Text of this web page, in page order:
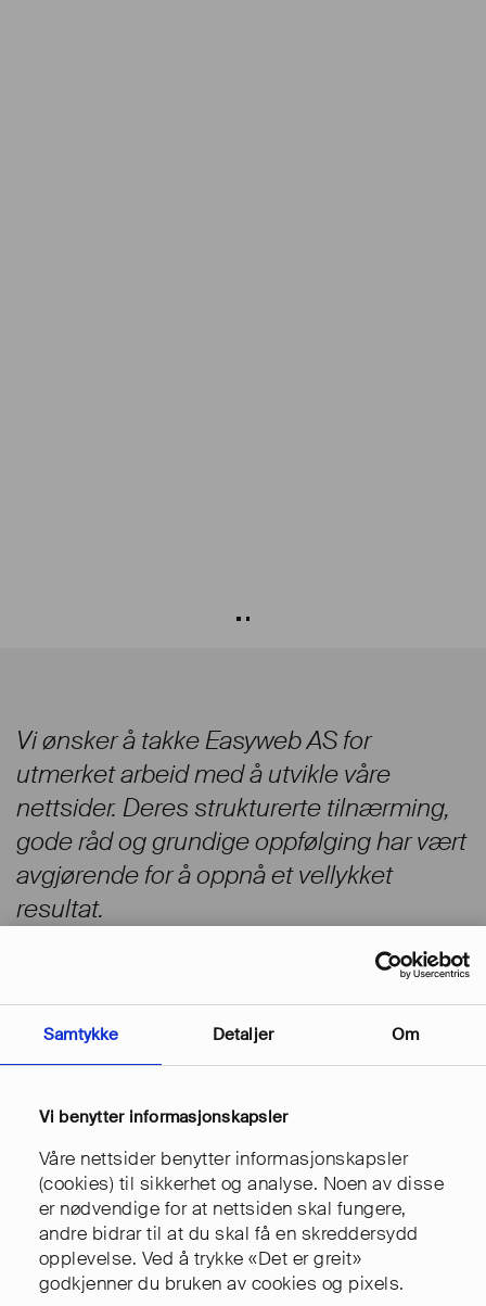
Samtykke Detaljer Om
Vi benytter informasjonskapsler
Våre nettsider benytter informasjonskapsler
(cookies) til sikkerhet og analyse. Noen av disse
er nødvendige for at nettsiden skal fungere,
andre bidrar til at du skal få en skreddersydd
opplevelse. Ved å trykke «Det er greit»
godkjenner du bruken av cookies og pixels.
Vi ønsker å takke Easyweb AS for
utmerket arbeid med å utvikle våre
nettsider. Deres strukturerte tilnærming,
gode råd og grundige oppfølging har vært
avgjørende for å oppnå et vellykket
resultat.
Easyweb AS har vist gode evner til å
forstå våre behov og ønsker, og har levert
et nettsted som ikke bare er funksjonelt,
har vært profesjonelle og har vært lydhøre
for våre ønsker og endringsønsker
gjennom hele prosessen. Vi setter også
stor pris på at vi holdt oss innenfor
kostnadsrammen, uten at det det
oppstod betydelige ekstrautgifter